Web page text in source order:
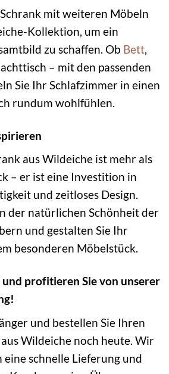
mit weiteren Möbeln
Kollektion, um ein
zu schaffen. Ob Bett
– mit den passenden
Sie Ihr Schlafzimmer in einen
rundum wohlfühlen.
aus Wildeiche ist mehr als
– er ist eine Investition in
und zeitloses Design.
der natürlichen Schönheit der
und gestalten Sie Ihr
besonderen Möbelstück.
und profitieren Sie von unserer
und bestellen Sie Ihren
Wildeiche noch heute. Wir
schnelle Lieferung und